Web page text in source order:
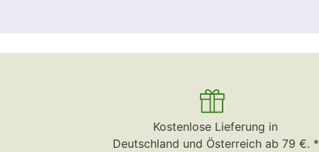
Kostenlose Lieferung in
Deutschland und Österreich ab 79 €. *